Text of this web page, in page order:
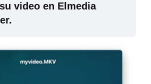
video en Elmedia